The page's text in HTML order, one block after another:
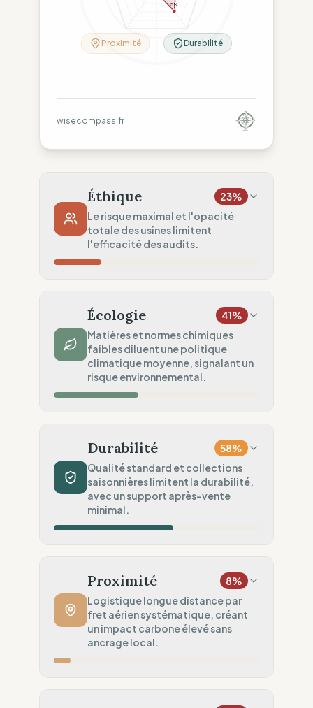
58
Durabilité
Proximité
wisecompass.fr
Éthique 23%
Le risque maximal et l'opacité
totale des usines limitent
l'efficacité des audits.
Droits non garantis (China)
Traçabilité
Aucune donnée usine publiée.
Audits Sociaux
Audits tiers (FWF/SA8000)
Écologie 41%
Matières et normes chimiques
faibles diluent une politique
climatique moyenne, signalant un
risque environnemental.
Mélange naturel & synthétique
Sécurité Chimique 20
Aucun label spécifique trouvé.
Engagement Environnemental
Objectifs environnementaux vagues
Durabilité 58%
Qualité standard et collections
saisonnières limitent la durabilité,
avec un support après-vente
minimal.
Traditionnel (Collections saisonnières)
Robustesse du Produit 60
Standard (Prêt-à-porter classique)
Services Circulaires
Proximité 8%
Logistique longue distance par
fret aérien systématique, créant
un impact carbone élevé sans
ancrage local.